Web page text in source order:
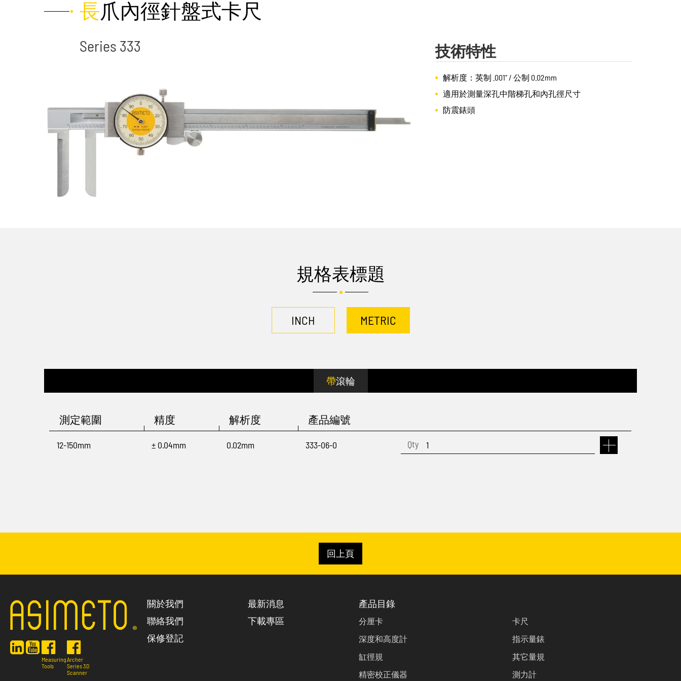
長爪內徑針盤式卡尺
Series 333 技術特性
解析度：英制 .001" / 公制 0.02mm
適用於測量深孔中階梯孔和內孔徑尺寸
防震錶頭
規格表標題
INCH METRIC
帶滾輪
測定範圍 精度 解析度 產品編號
12-150mm ± 0.04mm 0.02mm 333-06-0
回上頁
Measuring
Tools
Archer
Series 3D
Scanner
關於我們
最新消息
聯絡我們
下載專區
保修登記
產品目錄
分厘卡
卡尺
深度和高度計
指示量錶
缸徑規
其它量規
精密校正儀器
測力計